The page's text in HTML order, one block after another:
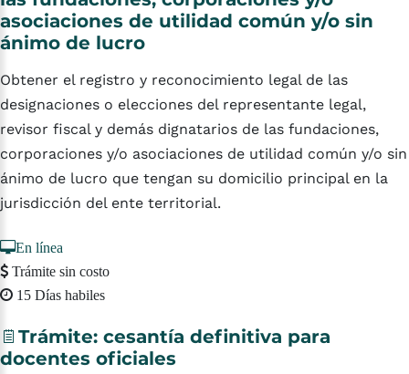
asociaciones de utilidad común y/o sin
ánimo de lucro
Obtener el registro y reconocimiento legal de las
designaciones o elecciones del representante legal,
revisor fiscal y demás dignatarios de las fundaciones,
corporaciones y/o asociaciones de utilidad común y/o sin
ánimo de lucro que tengan su domicilio principal en la
jurisdicción del ente territorial.
En línea
Trámite sin costo
15 Días habiles
Trámite: cesantía definitiva para
docentes oficiales